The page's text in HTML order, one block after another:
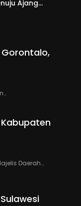
Ajang
Gorontalo,
Kabupaten
Daerah…